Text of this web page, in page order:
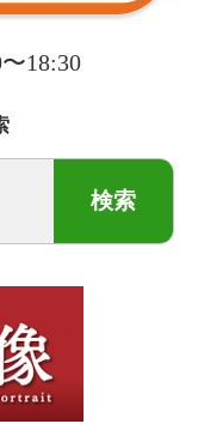
18:30
検索